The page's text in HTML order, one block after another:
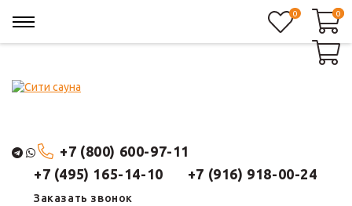
+7 (800) 600-97-11
+7 (495) 165-14-10
+7 (916) 918-00-24
Заказать звонок
0 0
0